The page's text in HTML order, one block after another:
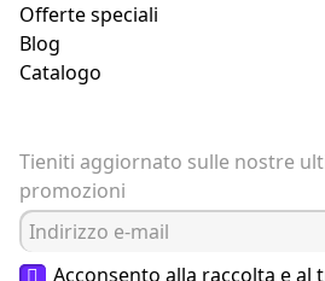
Offerte speciali
Blog
Catalogo
Tieniti aggiornato sulle nostre
promozioni
Acconsento alla raccolta e